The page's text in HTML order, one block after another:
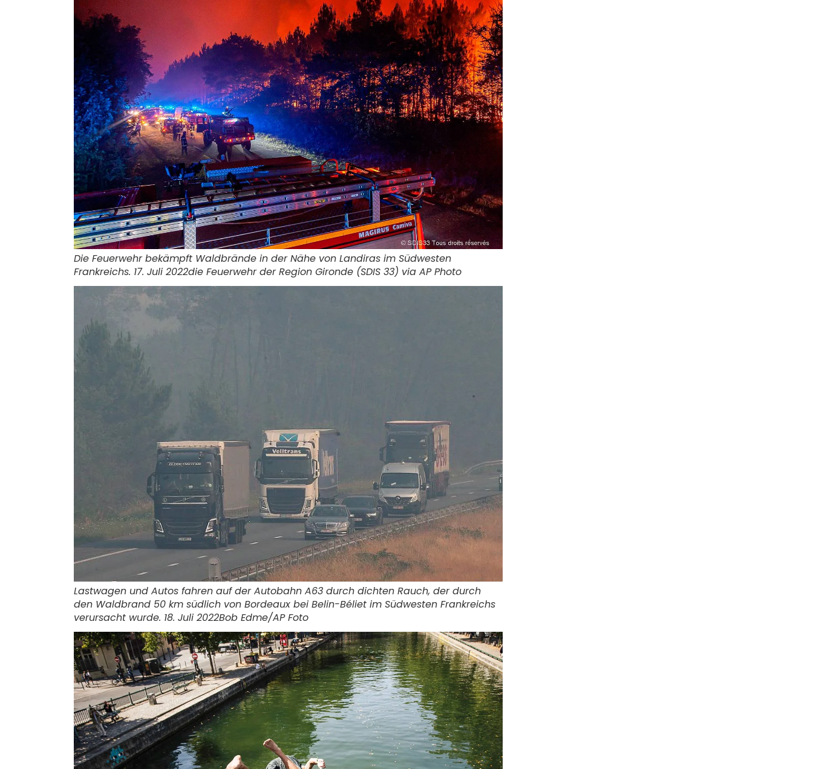
Die Feuerwehr bekämpft Waldbrände in der Nähe von Landiras im Südwesten
Frankreichs. 17. Juli 2022die Feuerwehr der Region Gironde (SDIS 33) via AP Photo
Lastwagen und Autos fahren auf der Autobahn A63 durch dichten Rauch, der durch
den Waldbrand 50 km südlich von Bordeaux bei Belin-Béliet im Südwesten Frankreichs
verursacht wurde. 18. Juli 2022Bob Edme/AP Foto